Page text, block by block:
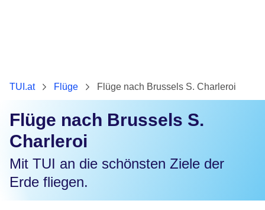
TUI.at Flüge Flüge nach Brussels S. Charleroi
Flüge nach Brussels S.
Charleroi
Mit TUI an die schönsten Ziele der
Erde fliegen.